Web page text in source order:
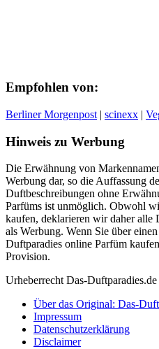
Empfohlen von:
Berliner Morgenpost | scinexx |
Hinweis zu Werbung
Die Erwähnung von
Werbung dar, so die Auffassung
Duftbeschreibungen ohne
Parfüms ist unmöglich. Obwohl
kaufen, deklarieren wir daher alle
als Werbung. Wenn Sie über
Duftparadies online Parfüm
Provision.
Urheberrecht Das-
Über das Original: Das-
Impressum
Datenschutzerklärung
Disclaimer